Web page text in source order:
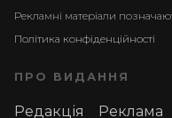
Рекламні матеріали
Політика конфіденційності
ПРО ВИДАННЯ
Редакція Реклама